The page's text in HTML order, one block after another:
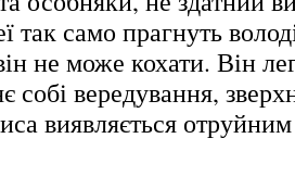
так само прагнуть
не може кохати. Він
собі вередування,
виявляється